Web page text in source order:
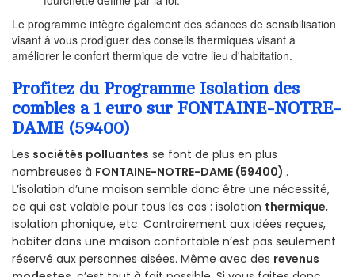
Le programme intègre également des séances de sensibilisation
visant à vous prodiguer des conseils thermiques visant à
améliorer le confort thermique de votre lieu d'habitation.
Profitez du Programme Isolation des
combles a 1 euro sur FONTAINE-NOTRE-
DAME (59400)
Les sociétés polluantes se font de plus en plus
nombreuses à FONTAINE-NOTRE-DAME (59400) .
L’isolation d’une maison semble donc être une nécessité,
ce qui est valable pour tous les cas : isolation thermique,
isolation phonique, etc. Contrairement aux idées reçues,
habiter dans une maison confortable n’est pas seulement
réservé aux personnes aisées. Même avec des revenus